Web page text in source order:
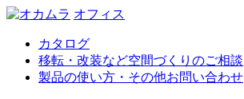
オフィス
カタログ
移転・改装など空間づくりのご相談
製品の使い方・その他お問い合わせ